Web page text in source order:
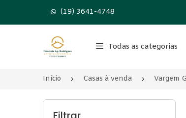
(19) 3641-4748
Página inicial
Todas as categorias
Início Casas à venda Vargem